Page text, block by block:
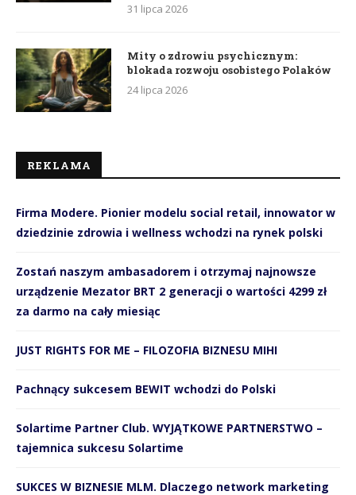
31 lipca 2026
Mity o zdrowiu psychicznym:
blokada rozwoju osobistego Polaków
24 lipca 2026
REKLAMA
Firma Modere. Pionier modelu social retail, innowator w
dziedzinie zdrowia i wellness wchodzi na rynek polski
Zostań naszym ambasadorem i otrzymaj najnowsze
urządzenie Mezator BRT 2 generacji o wartości 4299 zł
za darmo na cały miesiąc
JUST RIGHTS FOR ME – FILOZOFIA BIZNESU MIHI
Pachnący sukcesem BEWIT wchodzi do Polski
Solartime Partner Club. WYJĄTKOWE PARTNERSTWO –
tajemnica sukcesu Solartime
SUKCES W BIZNESIE MLM. Dlaczego network marketing